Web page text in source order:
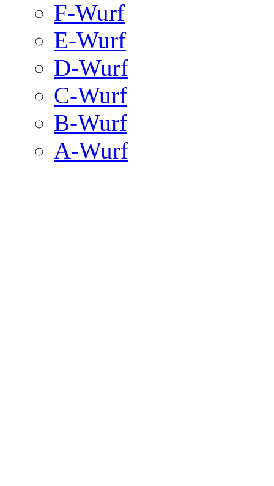
F-Wurf
E-Wurf
D-Wurf
C-Wurf
B-Wurf
A-Wurf